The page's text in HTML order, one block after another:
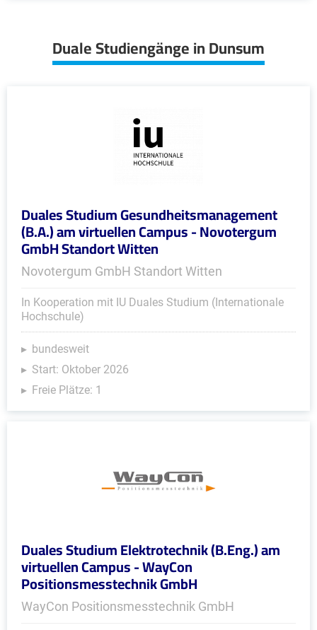
Duale Studiengänge in Dunsum
Duales Studium Gesundheitsmanagement
(B.A.) am virtuellen Campus - Novotergum
GmbH Standort Witten
Novotergum GmbH Standort Witten
In Kooperation mit IU Duales Studium (Internationale
Hochschule)
bundesweit
Start: Oktober 2026
Freie Plätze: 1
Duales Studium Elektrotechnik (B.Eng.) am
virtuellen Campus - WayCon
Positionsmesstechnik GmbH
WayCon Positionsmesstechnik GmbH